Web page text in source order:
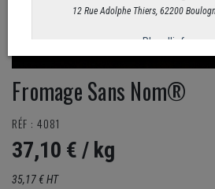
Fromage Sans Nom®
RÉF : 4081
37,10 € / kg
35,17 € HT